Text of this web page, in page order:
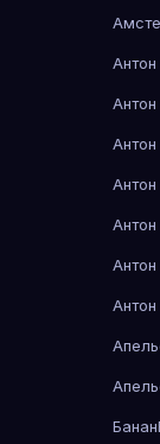
Банан